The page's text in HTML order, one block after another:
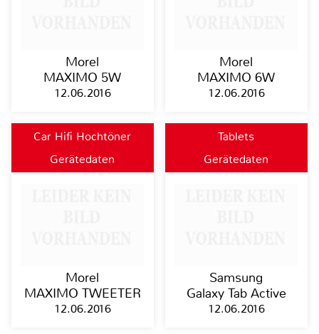
Morel
MAXIMO 5W
12.06.2016
Morel
MAXIMO 6W
12.06.2016
Car Hifi Hochtöner
Gerätedaten
Morel
MAXIMO TWEETER
12.06.2016
Tablets
Gerätedaten
Samsung
Galaxy Tab Active
12.06.2016